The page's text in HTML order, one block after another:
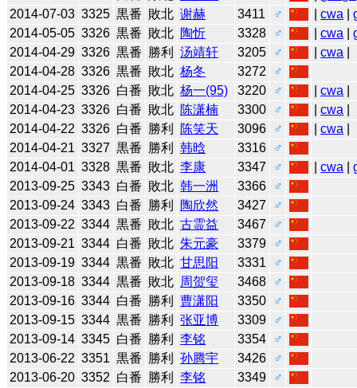
2014-07-03 3325 黒番 敗北 谢赫 3411 ♂ |cwa |
2014-05-05 3326 黒番 敗北 陶忻 3328 ♂ |cwa |
2014-04-29 3326 黒番 勝利 汤靖轩 3205 ♂ |cwa
2014-04-28 3326 黒番 敗北 杨冬 3272
♂
2014-04-25 3326 白番 敗北 杨一(95) 3220 ♂ |cwa
2014-04-23 3326 白番 敗北 陈潇楠 3300 ♂ |cwa
2014-04-22 3326 白番 勝利 陈笑天 3096 ♂ |cwa
2014-04-21 3327 黒番 勝利 韩晗 3316
♂
2014-04-01 3328 黒番 敗北 李康 3347 ♂ |cwa |
2013-09-25 3343 白番 敗北 韩一洲 3366
♂
2013-09-24 3343 白番 勝利 陶欣然 3427
♂
2013-09-22 3344 黒番 敗北 古霊益 3467
♂
2013-09-21 3344 白番 敗北 朱元豪 3379
♂
2013-09-19 3344 黒番 敗北 甘思阳 3331
♂
2013-09-18 3344 黒番 敗北 周贺玺 3468
♂
2013-09-16 3344 白番 勝利 曹潇阳 3350
♂
2013-09-15 3344 黒番 勝利 张亚博 3309
♂
2013-09-14 3345 白番 勝利 李铭 3354
♂
2013-06-22 3351 黒番 勝利 孙腾宇 3426
♂
2013-06-20 3352 白番 勝利 李铭 3349
♂